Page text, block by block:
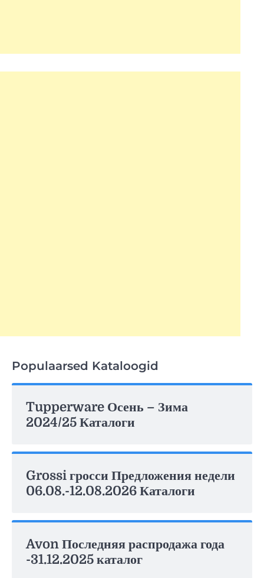
Populaarsed Kataloogid
Tupperware Осень – Зима
2024/25 Каталоги
Grossi гросси Предложения недели
06.08.-12.08.2026 Каталоги
Avon Последняя распродажа года
-31.12.2025 каталог